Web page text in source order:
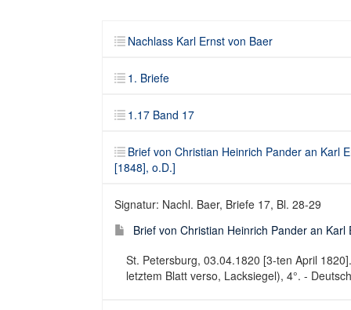
Nachlass Karl Ernst von Baer
1. Briefe
1.17 Band 17
Brief von Christian Heinrich Pander an Karl
[1848], o.D.]
Signatur: Nachl. Baer, Briefe 17, Bl. 28-29
Brief von Christian Heinrich Pander an
St. Petersburg, 03.04.1820 [3-ten April
letztem Blatt verso, Lacksiegel), 4°. -